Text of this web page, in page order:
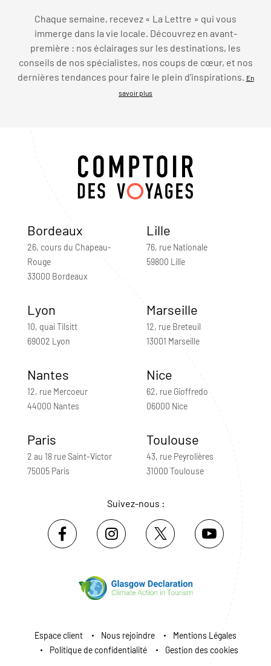
Chaque semaine, recevez « La Lettre » qui vous
immerge dans la vie locale. Découvrez en avant-
première : nos éclairages sur les destinations, les
conseils de nos spécialistes, nos coups de cœur, et nos
dernières tendances pour faire le plein d’inspirations. En
savoir plus
Bordeaux
26, cours du Chapeau-
Rouge
33000 Bordeaux
Lille
76, rue Nationale
59800 Lille
Lyon
10, quai Tilsitt
69002 Lyon
Marseille
12, rue Breteuil
13001 Marseille
Nantes
12, rue Mercoeur
44000 Nantes
Nice
62, rue Gioffredo
06000 Nice
Paris
2 au 18 rue Saint-Victor
75005 Paris
Toulouse
43, rue Peyrolières
31000 Toulouse
Suivez-nous :
Espace client Nous rejoindre
Mentions Légales
Politique de confidentialité
Gestion des cookies